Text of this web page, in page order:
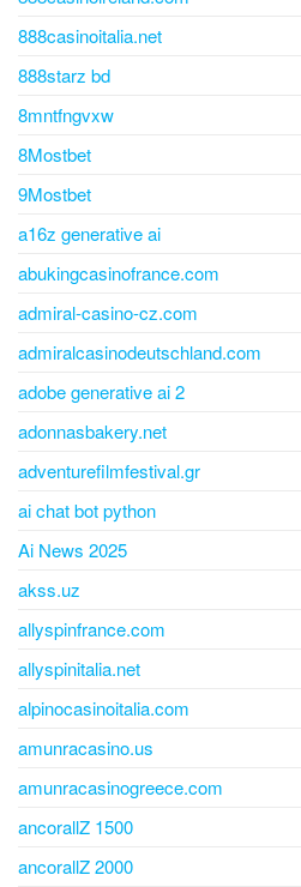
888casinoitalia.net
888starz bd
8mntfngvxw
8Mostbet
9Mostbet
a16z generative ai
abukingcasinofrance.com
admiral-casino-cz.com
admiralcasinodeutschland.com
adobe generative ai 2
adonnasbakery.net
adventurefilmfestival.gr
ai chat bot python
Ai News 2025
akss.uz
allyspinfrance.com
allyspinitalia.net
alpinocasinoitalia.com
amunracasino.us
amunracasinogreece.com
ancorallZ 1500
ancorallZ 2000